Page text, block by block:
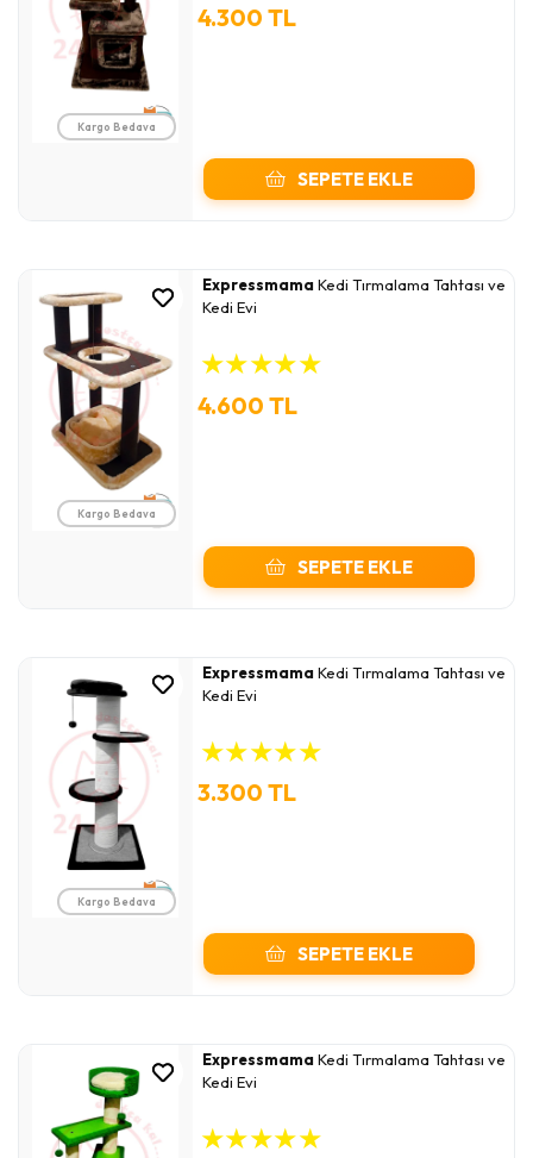
Kargo Bedava
4.300 TL
SEPETE EKLE
Kargo Bedava
Expressmama Kedi Tırmalama Tahtası ve
Kedi Evi
★★★★★
4.600 TL
SEPETE EKLE
Kargo Bedava
Expressmama Kedi Tırmalama Tahtası ve
Kedi Evi
★★★★★
3.300 TL
SEPETE EKLE
Expressmama Kedi Tırmalama Tahtası ve
Kedi Evi
★★★★★